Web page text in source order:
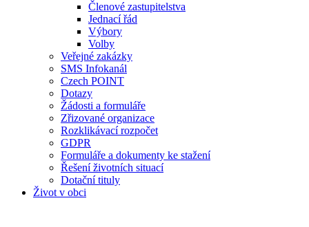
Členové zastupitelstva
Jednací řád
Výbory
Volby
Veřejné zakázky
SMS Infokanál
Czech POINT
Dotazy
Žádosti a formuláře
Zřizované organizace
Rozklikávací rozpočet
GDPR
Formuláře a dokumenty ke stažení
Řešení životních situací
Dotační tituly
Život v obci